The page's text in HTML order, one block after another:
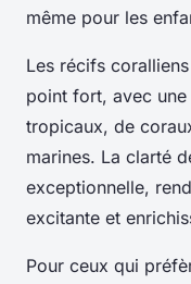
même pour les
Les récifs
point fort, avec
tropicaux, de
marines. La clarté
exceptionnelle,
excitante et
Pour ceux qui